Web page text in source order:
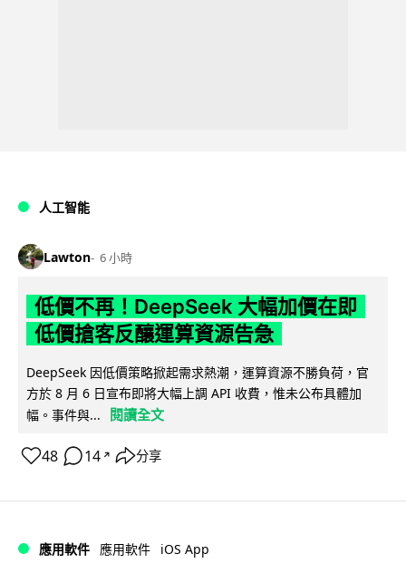
人工智能
Lawton 6 小時
低價不再！DeepSeek 大幅加價在即
低價搶客反釀運算資源告急
DeepSeek 因低價策略掀起需求熱潮，運算資源不勝負荷，官
方於 8 月 6 日宣布即將大幅上調 API 收費，惟未公布具體加
幅。事件與...
閱讀全文
48 14 ↗ 分享
應用軟件 應用軟件 iOS App